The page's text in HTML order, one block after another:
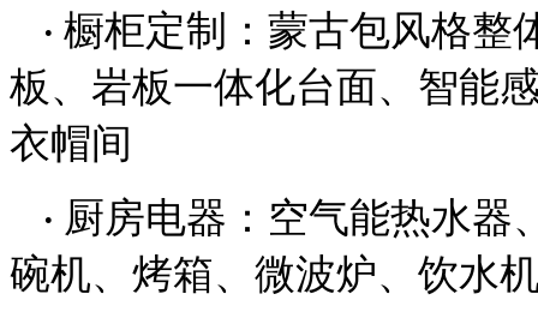
· 橱柜定制：蒙古包风格整
板、岩板一体化台面、智能
衣帽间
· 厨房电器：空气能热水器
碗机、烤箱、微波炉、饮水